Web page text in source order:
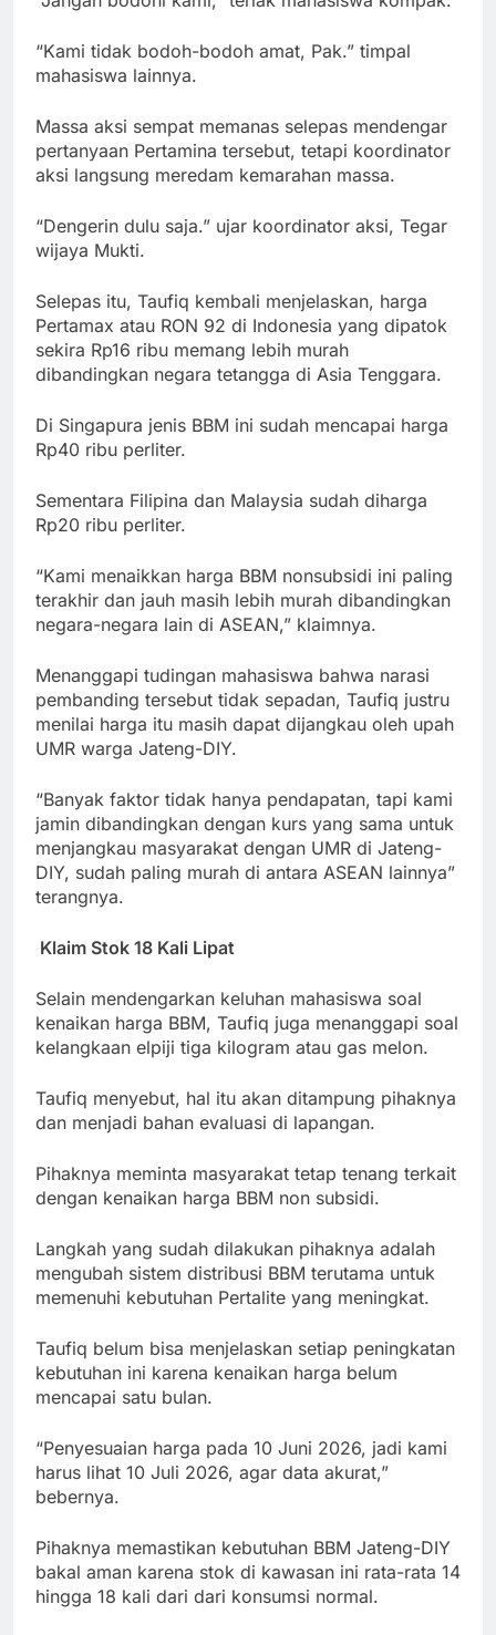
“Kami tidak bodoh-bodoh amat, Pak.” timpal
mahasiswa lainnya.
Massa aksi sempat memanas selepas mendengar
pertanyaan Pertamina tersebut, tetapi koordinator
aksi langsung meredam kemarahan massa.
“Dengerin dulu saja.” ujar koordinator aksi, Tegar
wijaya Mukti.
Selepas itu, Taufiq kembali menjelaskan, harga
Pertamax atau RON 92 di Indonesia yang dipatok
sekira Rp16 ribu memang lebih murah
dibandingkan negara tetangga di Asia Tenggara.
Di Singapura jenis BBM ini sudah mencapai harga
Rp40 ribu perliter.
Sementara Filipina dan Malaysia sudah diharga
Rp20 ribu perliter.
“Kami menaikkan harga BBM nonsubsidi ini paling
terakhir dan jauh masih lebih murah dibandingkan
negara-negara lain di ASEAN,” klaimnya.
Menanggapi tudingan mahasiswa bahwa narasi
pembanding tersebut tidak sepadan, Taufiq justru
menilai harga itu masih dapat dijangkau oleh upah
UMR warga Jateng-DIY.
“Banyak faktor tidak hanya pendapatan, tapi kami
jamin dibandingkan dengan kurs yang sama untuk
menjangkau masyarakat dengan UMR di Jateng-
DIY, sudah paling murah di antara ASEAN lainnya”
terangnya.
Klaim Stok 18 Kali Lipat
Selain mendengarkan keluhan mahasiswa soal
kenaikan harga BBM, Taufiq juga menanggapi soal
kelangkaan elpiji tiga kilogram atau gas melon.
Taufiq menyebut, hal itu akan ditampung pihaknya
dan menjadi bahan evaluasi di lapangan.
Pihaknya meminta masyarakat tetap tenang terkait
dengan kenaikan harga BBM non subsidi.
Langkah yang sudah dilakukan pihaknya adalah
mengubah sistem distribusi BBM terutama untuk
memenuhi kebutuhan Pertalite yang meningkat.
Taufiq belum bisa menjelaskan setiap peningkatan
kebutuhan ini karena kenaikan harga belum
mencapai satu bulan.
“Penyesuaian harga pada 10 Juni 2026, jadi kami
harus lihat 10 Juli 2026, agar data akurat,”
bebernya.
Pihaknya memastikan kebutuhan BBM Jateng-DIY
bakal aman karena stok di kawasan ini rata-rata 14
hingga 18 kali dari dari konsumsi normal.